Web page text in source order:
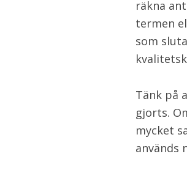
räkna
termen
som
Tänk på
gjorts.
mycket
används